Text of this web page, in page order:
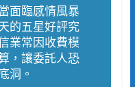
面臨感情風暴
的五星好評究
業常因收費模
，讓委託人恐
洞。